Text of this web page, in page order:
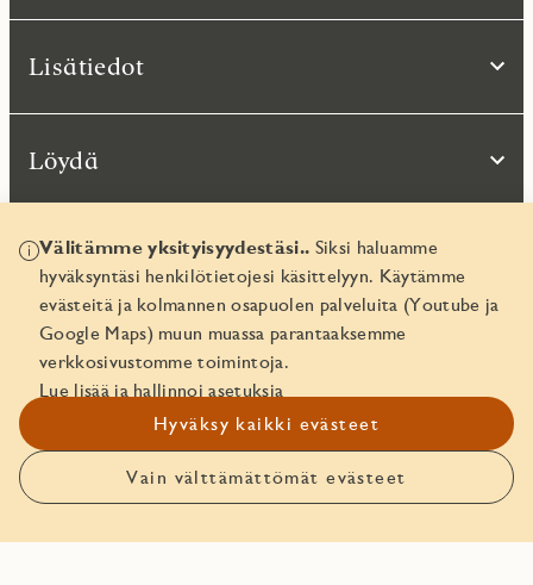
Välitämme yksityisyydestäsi.. Siksi haluamme
hyväksyntäsi henkilötietojesi käsittelyyn. Käytämme
evästeitä ja kolmannen osapuolen palveluita (Youtube ja
Google Maps) muun muassa parantaaksemme
verkkosivustomme toimintoja.
Lue lisää ja hallinnoi asetuksia
Hyväksy kaikki evästeet
Vain välttämättömät evästeet
Lisätiedot
Löydä
Yritystunnus 1974161-8